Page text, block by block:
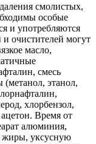
смолистых,
особые
и употребляются
и очистителей могут
масло,
смесь
(метанол, этанол,
хлорбензол,
Время от
алюминия,
жиры, уксусную